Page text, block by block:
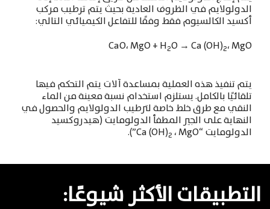
الدولولايمفي الظروف العادية بحيث يتم ترطيب مركب
أكسيد الكالسيوم فقط وفقًا للتفاعل الكيميائي التالي:
CaO،MgO + H2O → Ca (OH)2،MgO
يتم تنفيذ هذه العملية بمساعدة آلات يتم التحكم فيها
تلقائيًا بالكامل.يستلزم استخدام نسبة معينة من الماء
النقي مع طرق خلط خاصة لترطيب الدولولايم والحصول في
النهاية على الجير المطفأ الدولومايت(هيدروكسيد
الدولومايت “Ca (OH)
2 ،MgO”).
التطبيقات الأكثر شيوعًا: